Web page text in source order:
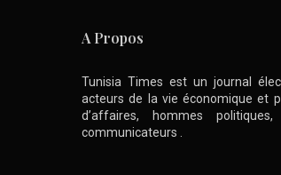
A Propos
Tunisia Times est un journal
acteurs de la vie économique et
d’affaires, hommes
communicateurs .